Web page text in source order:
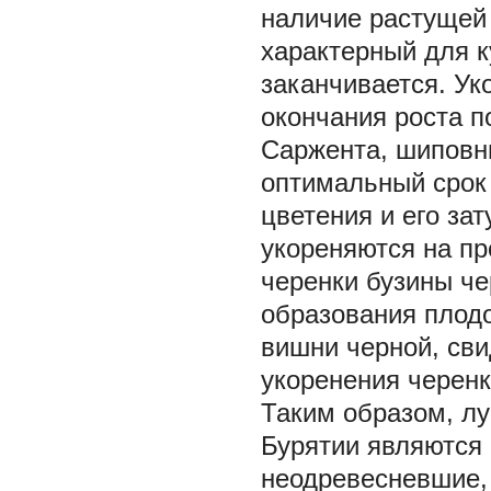
наличие
характерный для
заканчивается.
окончания роста
Саржента,
оптимальный
цветения и его
укореняются на
черенки бузины
образования
вишни черной,
укоренения
Таким образом,
Бурятии